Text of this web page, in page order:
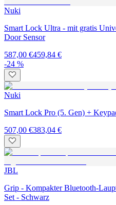
Nuki
Smart Lock Ultra - mit gratis
Door Sensor
587,00 €459,84 €
-24 %
Nuki
Smart Lock Pro (5. Gen) +
507,00 €383,04 €
JBL
Grip - Kompakter Bluetooth-
Set - Schwarz